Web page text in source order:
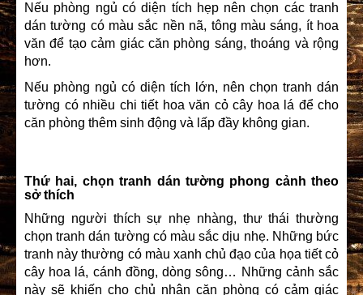
Nếu phòng ngủ có diện tích hẹp nên chọn các tranh
dán tường có màu sắc nền nã, tông màu sáng, ít hoa
văn để tạo cảm giác căn phòng sáng, thoáng và rộng
hơn.
Nếu phòng ngủ có diện tích lớn, nên chọn tranh dán
tường có nhiều chi tiết hoa văn cỏ cây hoa lá để cho
căn phòng thêm sinh động và lấp đầy không gian.
Thứ hai, chọn tranh dán tường phong cảnh theo
sở thích
Những người thích sự nhẹ nhàng, thư thái thường
chọn tranh dán tường có màu sắc dịu nhẹ. Những bức
tranh này thường có màu xanh chủ đạo của họa tiết cỏ
cây hoa lá, cánh đồng, dòng sông… Những cảnh sắc
này sẽ khiến cho chủ nhân căn phòng có cảm giác